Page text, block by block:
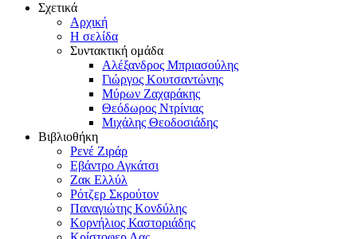
Σχετικά
Αρχική
Η σελίδα
Συντακτική ομάδα
Αλέξανδρος Μπριασούλης
Γιώργος Κουτσαντώνης
Μύρων Ζαχαράκης
Θεόδωρος Ντρίνιας
Μιχάλης Θεοδοσιάδης
Βιβλιοθήκη
Ρενέ Ζιράρ
Εβάντρο Αγκάτσι
Ζακ Ελλύλ
Ρότζερ Σκρούτον
Παναγιώτης Κονδύλης
Κορνήλιος Καστοριάδης